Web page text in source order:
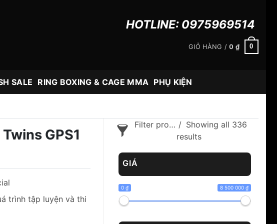
HOTLINE: 0975969514
GIỎ HÀNG /0 ₫ 0
SALE RING BOXING & CAGE MMA PHỤ KIỆN
Filter products
Showing all 336
results
GIÁ
0 ₫ 8 500 000 ₫
GPS1
trình tập luyện và thi